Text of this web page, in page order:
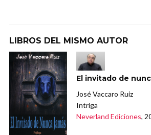
LIBROS DEL MISMO AUTOR
El invitado de
José Vaccaro Ruiz
Intriga
Neverland Ediciones,